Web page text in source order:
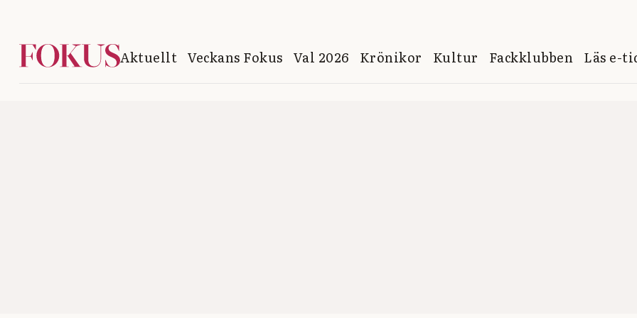
Aktuellt Veckans Fokus Val 2026 Krönikor Kultur Fackklubben Läs e-